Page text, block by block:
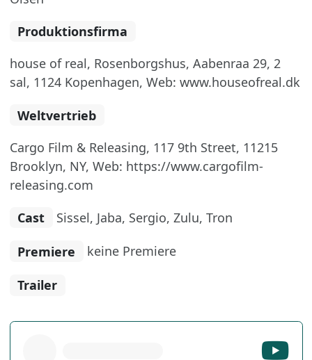
Produktionsfirma
house of real, Rosenborgshus, Aabenraa 29, 2
sal, 1124 Kopenhagen, Web: www.houseofreal.dk
Weltvertrieb
Cargo Film & Releasing, 117 9th Street, 11215
Brooklyn, NY, Web: https://www.cargofilm-
releasing.com
Cast
Sissel, Jaba, Sergio, Zulu, Tron
Premiere keine Premiere
Trailer